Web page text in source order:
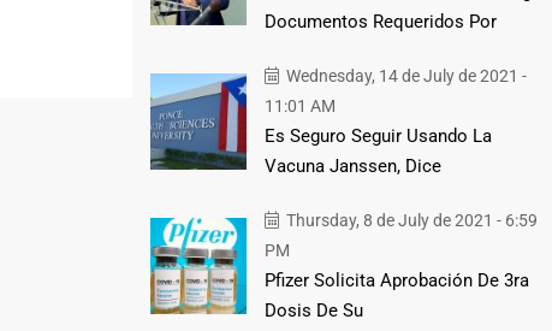
Documentos Requeridos Por
Wednesday, 14 de July de 2021 -
11:01 AM
Es Seguro Seguir Usando La
Vacuna Janssen, Dice
Thursday, 8 de July de 2021 - 6:59
PM
Pfizer Solicita Aprobación De 3ra
Dosis De Su